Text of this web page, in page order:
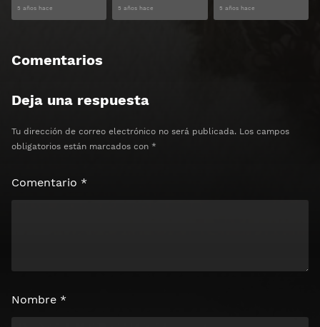
5 años hace 5 años hace 5 años hace
Comentarios
Deja una respuesta
Tu dirección de correo electrónico no será publicada. Los campos
obligatorios están marcados con *
Comentario *
Nombre *